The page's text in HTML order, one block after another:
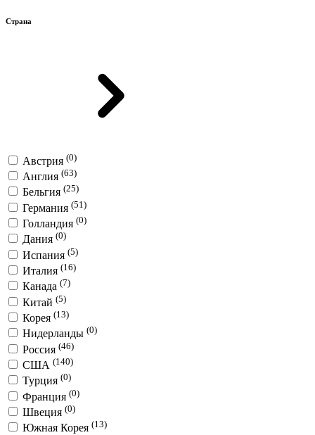
Страна
Австрия (0)
Англия (63)
Бельгия (25)
Германия (51)
Голландия (0)
Дания (0)
Испания (5)
Италия (16)
Канада (7)
Китай (5)
Корея (13)
Нидерланды (0)
Россия (46)
США (140)
Турция (0)
Франция (0)
Швеция (0)
Южная Корея (13)